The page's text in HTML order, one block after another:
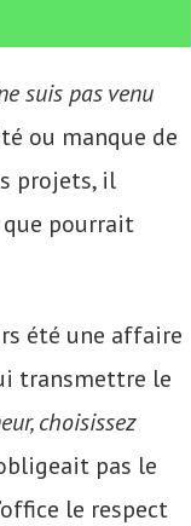
suis pas venu
ou manque de
projets, il
que pourrait
été une affaire
transmettre le
choisissez
pas le
le respect